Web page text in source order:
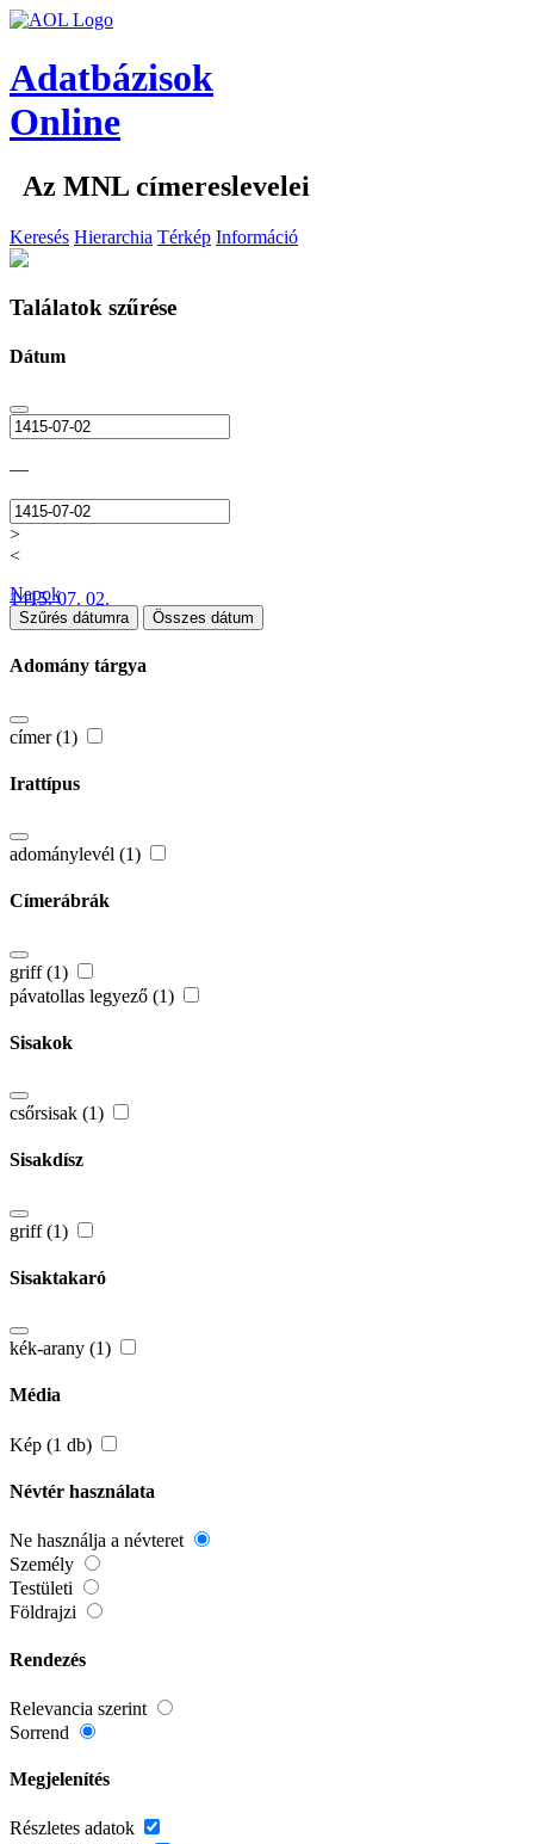
Adatbázisok
Online
Az MNL címereslevelei
Keresés Hierarchia Térkép Információ
Találatok szűrése
Dátum
—
>
<
1415. 07. 02.
Napok
Szűrés dátumra Összes dátum
Adomány tárgya
címer (1)
Irattípus
adománylevél (1)
Címerábrák
griff (1)
pávatollas legyező (1)
Sisakok
csőrsisak (1)
Sisakdísz
griff (1)
Sisaktakaró
kék-arany (1)
Média
Kép (1 db)
Névtér használata
Ne használja a névteret
Személy
Testületi
Földrajzi
Rendezés
Relevancia szerint
Sorrend
Megjelenítés
Részletes adatok